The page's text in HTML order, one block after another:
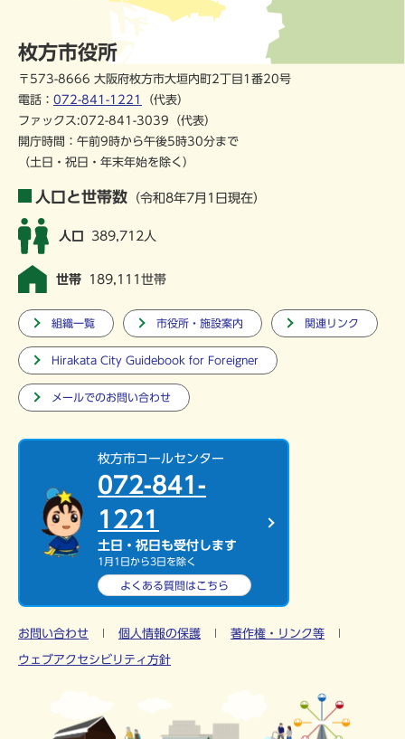
枚方市役所
〒573-8666 大阪府枚方市大垣内町2丁目1番20号
電話： 072-841-1221
（代表）
ファックス:072-841-3039（代表）
開庁時間：午前9時から午後5時30分まで
（土日・祝日・年末年始を除く）
人口と世帯数 （令和8年7月1日現在）
人口 389,712人
世帯 189,111世帯
組織一覧 市役所・施設案内 関連リンク
Hirakata City Guidebook for Foreigner
メールでのお問い合わせ
枚方市コールセンター
072-841-
1221
土日・祝日も受付します
1月1日から3日を除く
よくある質問はこちら
お問い合わせ 個人情報の保護 著作権・リンク等
ウェブアクセシビリティ方針